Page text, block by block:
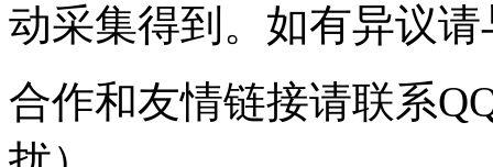
动采集得到。如有异议
合作和友情链接请联系